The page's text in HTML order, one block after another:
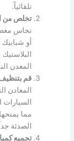
تلقائياً.
تخلص من
نحاس
أو
المعدن
قم
المعادن
مما
الصدئة
تجميع